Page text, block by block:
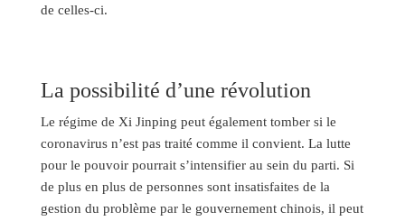
de celles-ci.
La possibilité d’une révolution
Le régime de Xi Jinping peut également tomber si le
coronavirus n’est pas traité comme il convient. La lutte
pour le pouvoir pourrait s’intensifier au sein du parti. Si
de plus en plus de personnes sont insatisfaites de la
gestion du problème par le gouvernement chinois, il peut